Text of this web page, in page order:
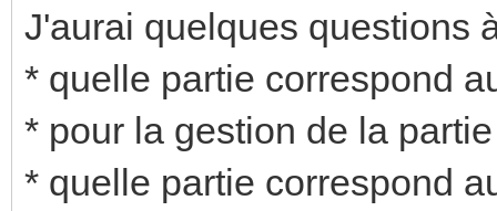
J'aurai quelques questions
* quelle partie correspond
* pour la gestion de la
* quelle partie correspond